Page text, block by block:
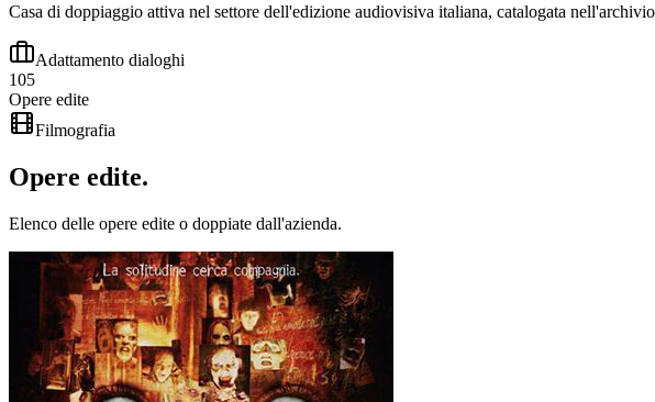
Casa di doppiaggio attiva nel settore dell'edizione audiovisiva italiana, catalogata
Adattamento dialoghi
105
Opere edite
Filmografia
Opere edite.
Elenco delle opere edite o doppiate dall'azienda.